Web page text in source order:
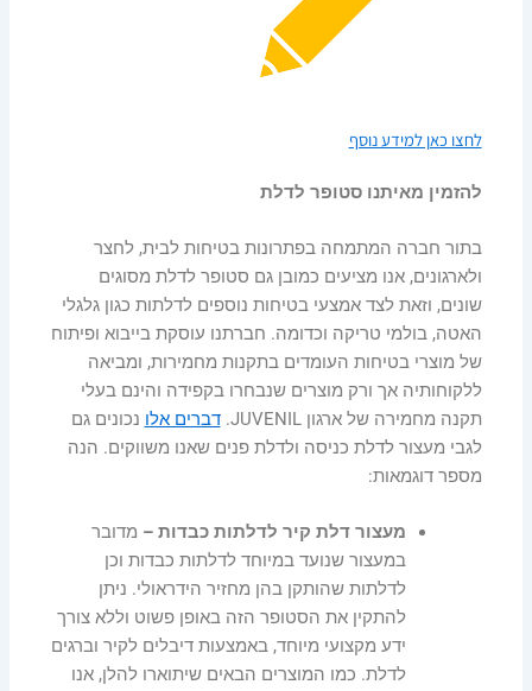
לחצו כאן למידע נוסף
להזמין מאיתנו סטופר לדלת
בתור חברה המתמחה בפתרונות בטיחות לבית, לחצר
ולארגונים, אנו מציעים כמובן גם סטופר לדלת מסוגים
שונים, וזאת לצד אמצעי בטיחות נוספים לדלתות כגון גלגלי
האטה, בולמי טריקה וכדומה. חברתנו עוסקת בייבוא ופיתוח
של מוצרי בטיחות העומדים בתקנות מחמירות, ומביאה
ללקוחותיה אך ורק מוצרים שנבחרו בקפידה והינם בעלי
תקנה מחמירה של ארגון JUVENIL.
דברים אלו נכונים גם
לגבי מעצור לדלת כניסה ולדלת פנים שאנו משווקים. הנה
מספר דוגמאות:
מעצור דלת קיר לדלתות כבדות – מדובר
במעצור שנועד במיוחד לדלתות כבדות וכן
לדלתות שהותקן בהן מחזיר הידראולי. ניתן
להתקין את הסטופר הזה באופן פשוט וללא צורך
ידע מקצועי מיוחד, באמצעות דיבלים לקיר וברגים
לדלת. כמו המוצרים הבאים שיתוארו להלן, אנו